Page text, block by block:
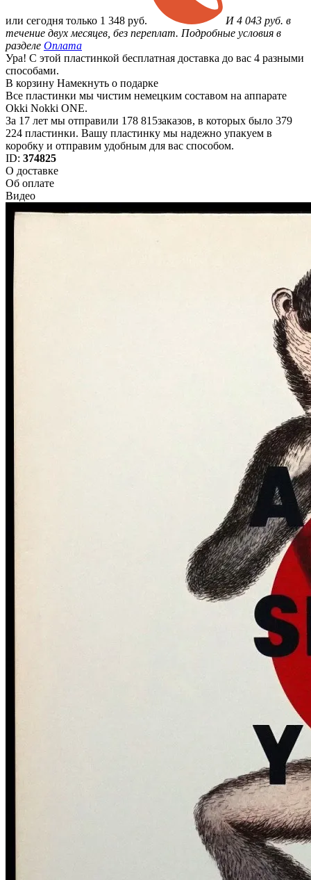
или сегодня только 1 348 руб.
И 4 043 руб. в
течение двух месяцев, без переплат. Подробные условия в
разделе Оплата
Ура! С этой пластинкой бесплатная доставка до вас 4 разными
способами.
В корзину Намекнуть о подарке
Все пластинки мы чистим немецким составом на аппарате
Okki Nokki ONE.
За 17 лет мы отправили 178 815заказов, в которых было 379
224 пластинки. Вашу пластинку мы надежно упакуем в
коробку и отправим удобным для вас способом.
ID: 374825
О доставке
Об оплате
Видео